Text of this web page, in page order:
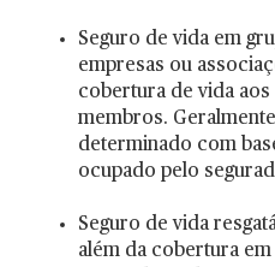
Seguro de vida em
empresas ou
cobertura de vida
membros.
determinado com
ocupado pelo
Seguro de vida
além da cobertura